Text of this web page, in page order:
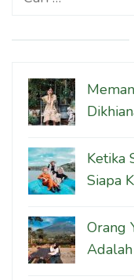
Ketika
Siapa
Orang